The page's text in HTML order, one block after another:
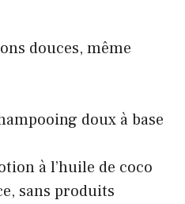
douces, même
doux à base
à l’huile de coco
sans produits